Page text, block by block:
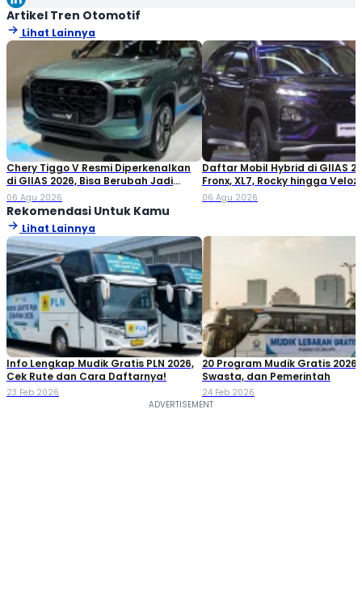
kepada para pembaca. Terima kasih telah membaca karya
tulis saya, semoga tulisan ini bisa bermanfaat!
Artikel Tren Otomotif
Lihat Lainnya
Chery Tiggo V Resmi Diperkenalkan
di GIIAS 2026, Bisa Berubah Jadi
Double Cabin
06 Agu 2026
Daftar Mobil Hybrid di GIIAS
Fronx, XL7, Rocky hingga Veloz!
06 Agu 2026
Rekomendasi Untuk Kamu
Lihat Lainnya
Info Lengkap Mudik Gratis PLN 2026,
Cek Rute dan Cara Daftarnya!
23 Feb 2026
20 Program Mudik Gratis 2026:
Swasta, dan Pemerintah
24 Feb 2026